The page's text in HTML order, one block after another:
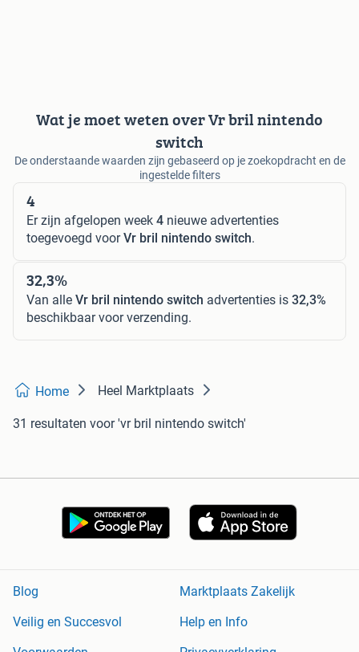
Wat je moet weten over Vr bril nintendo
switch
De onderstaande waarden zijn gebaseerd op je zoekopdracht en de
ingestelde filters
4
Er zijn afgelopen week 4 nieuwe advertenties
toegevoegd voorVr bril nintendo switch.
32,3%
Van alle Vr bril nintendo switch advertenties is 32,3%
beschikbaar voor verzending.
Home Heel Marktplaats
31 resultaten voor 'vr bril nintendo switch'
Blog
Marktplaats Zakelijk
Veilig en Succesvol
Help en Info